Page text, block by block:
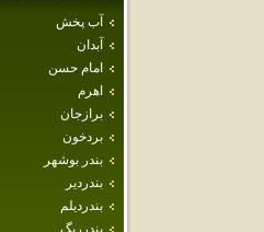
آب پخش
آبدان
امام حسن
اهرم
برازجان
بردخون
بندر بوشهر
بندردير
بندرديلم
بندرريگ